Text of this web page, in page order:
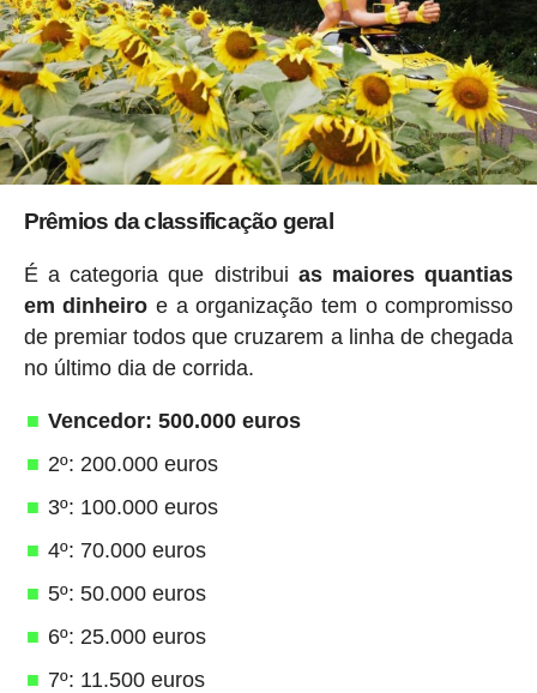
Prêmios da classificação geral
É a categoria que distribui as maiores quantias
em dinheiro e a organização tem o compromisso
de premiar todos que cruzarem a linha de chegada
no último dia de corrida.
Vencedor: 500.000 euros
2º: 200.000 euros
3º: 100.000 euros
4º: 70.000 euros
5º: 50.000 euros
6º: 25.000 euros
7º: 11.500 euros